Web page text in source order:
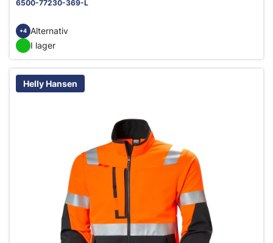
6500-77230-369-L
+4
Alternativ
I lager
Helly Hansen